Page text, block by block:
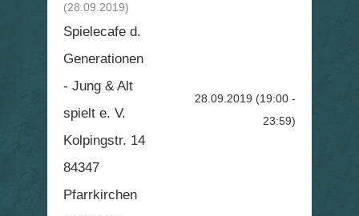
(28.09.2019)
Spielecafe d.
Generationen
- Jung & Alt
spielt e. V.
Kolpingstr. 14
84347
Pfarrkirchen
28.09.2019 (19:00 -
23:59)